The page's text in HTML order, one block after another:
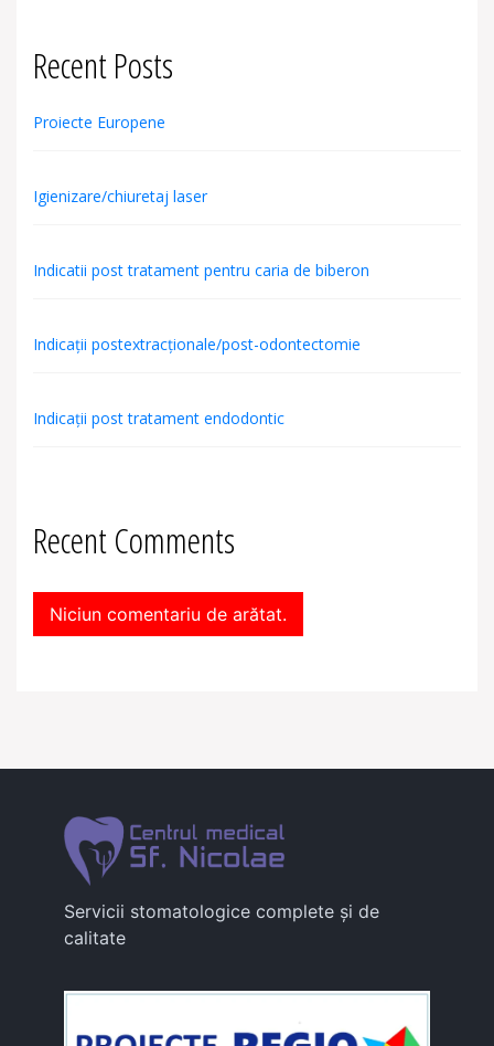
Recent Posts
Proiecte Europene
Igienizare/chiuretaj laser
Indicatii post tratament pentru caria de biberon
Indicații postextracționale/post-odontectomie
Indicații post tratament endodontic
Recent Comments
Niciun comentariu de arătat.
Servicii stomatologice complete și de
calitate